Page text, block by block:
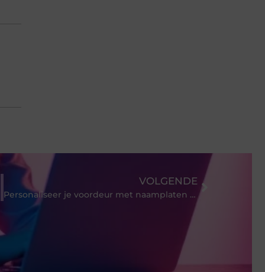
VOLGENDE
Personaliseer je voordeur met naamplaten en huisnummers van Naambordkopen.nl